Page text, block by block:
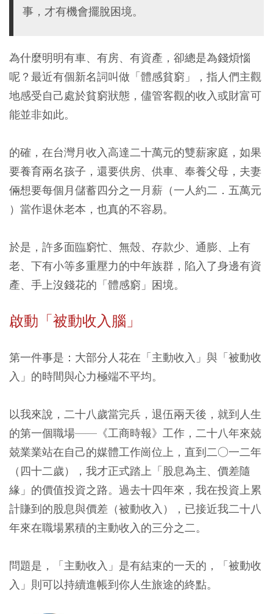
事，才有機會擺脫困境。
為什麼明明有車、有房、有資產，卻總是為錢煩惱
呢？最近有個新名詞叫做「體感貧窮」，指人們主觀
地感受自己處於貧窮狀態，儘管客觀的收入或財富可
能並非如此。
的確，在台灣月收入高達二十萬元的雙薪家庭，如果
要養育兩名孩子，還要供房、供車、奉養父母，夫妻
倆想要每個月儲蓄四分之一月薪（一人約二．五萬元
）當作退休老本，也真的不容易。
於是，許多面臨窮忙、無殼、存款少、通膨、上有
老、下有小等多重壓力的中年族群，陷入了身邊有資
產、手上沒錢花的「體感窮」困境。
啟動「被動收入腦」
第一件事是：大部分人花在「主動收入」與「被動收
入」的時間與心力極端不平均。
以我來說，二十八歲當完兵，退伍兩天後，就到人生
的第一個職場——《工商時報》工作，二十八年來兢
兢業業站在自己的媒體工作崗位上，直到二○一二年
（四十二歲），我才正式踏上「股息為主、價差隨
緣」的價值投資之路。過去十四年來，我在投資上累
計賺到的股息與價差（被動收入），已接近我二十八
年來在職場累積的主動收入的三分之二。
問題是，「主動收入」是有結束的一天的，「被動收
入」則可以持續進帳到你人生旅途的終點。